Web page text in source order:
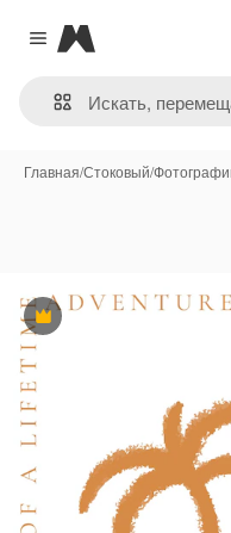
Close menu
Magnific
Главная/Стоковый/
Премиум